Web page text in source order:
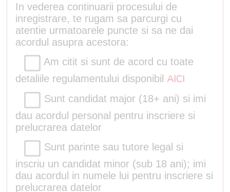
In vederea continuarii procesului de
inregistrare, te rugam sa parcurgi cu
atentie urmatoarele puncte si sa ne dai
acordul asupra acestora:
Am citit si sunt de acord cu toate
detaliile regulamentului disponibil AICI
Sunt candidat major (18+ ani) si imi
dau acordul personal pentru inscriere si
prelucrarea datelor
Sunt parinte sau tutore legal si
inscriu un candidat minor (sub 18 ani); imi
dau acordul in numele lui pentru inscriere si
prelucrarea datelor